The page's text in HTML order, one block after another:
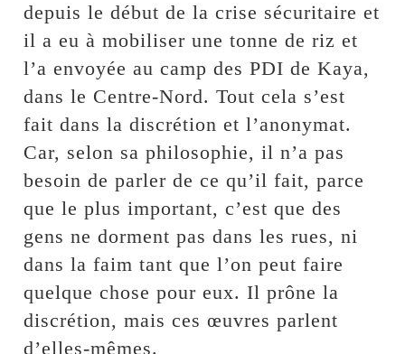
depuis le début de la crise sécuritaire et
il a eu à mobiliser une tonne de riz et
l’a envoyée au camp des PDI de Kaya,
dans le Centre-Nord. Tout cela s’est
fait dans la discrétion et l’anonymat.
Car, selon sa philosophie, il n’a pas
besoin de parler de ce qu’il fait, parce
que le plus important, c’est que des
gens ne dorment pas dans les rues, ni
dans la faim tant que l’on peut faire
quelque chose pour eux. Il prône la
discrétion, mais ces œuvres parlent
d’elles-mêmes.